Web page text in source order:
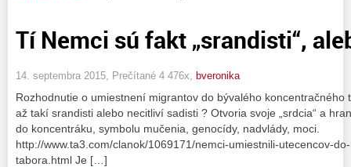
Tí Nemci sú fakt „srandisti“,
14. septembra 2015, Prečítané 4 476x, bveronika
Rozhodnutie o umiestnení migrantov do bývalého koncentračného
až takí srandisti alebo necitliví sadisti ? Otvoria svoje „srdcia“ a
do koncentráku, symbolu mučenia, genocídy, nadvlády, moci.
http://www.ta3.com/clanok/1069171/nemci-umiestnili-utecencov-
tabora.html Je […]